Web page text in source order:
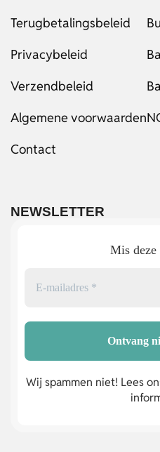
Terugbetalingsbeleid
Privacybeleid
Verzendbeleid
Algemene voorwaarden
Contact
NEWSLETTER
Mis
Wij spammen niet! Lees